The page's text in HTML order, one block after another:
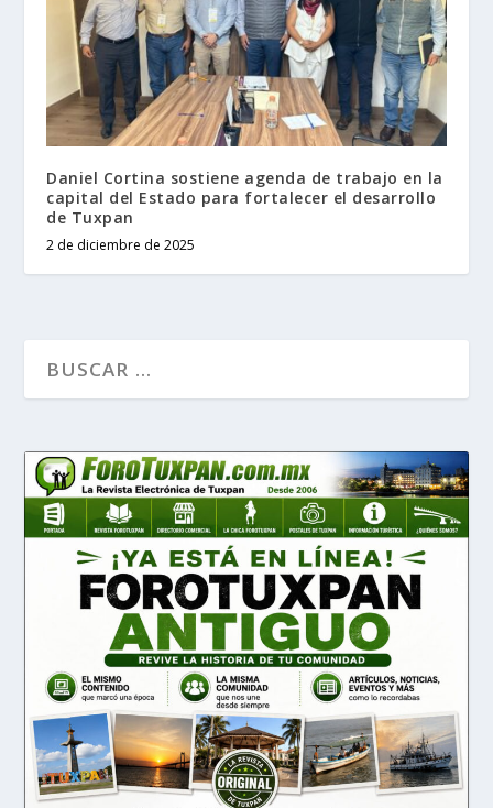
Daniel Cortina sostiene agenda de trabajo en la
capital del Estado para fortalecer el desarrollo
de Tuxpan
2 de diciembre de 2025